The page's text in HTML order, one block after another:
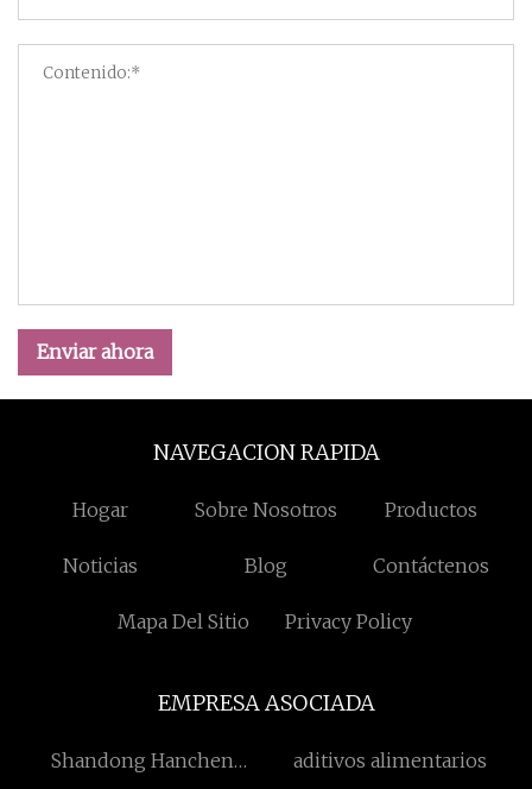
Enviar ahora
NAVEGACION RAPIDA
Hogar Sobre Nosotros Productos
Noticias Blog Contáctenos
Mapa Del Sitio Privacy Policy
EMPRESA ASOCIADA
Shandong Hanchen
aditivos alimentarios